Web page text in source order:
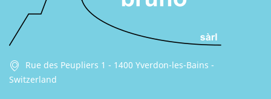
Rue des Peupliers 1 - 1400 Yverdon-les-Bains -
Switzerland